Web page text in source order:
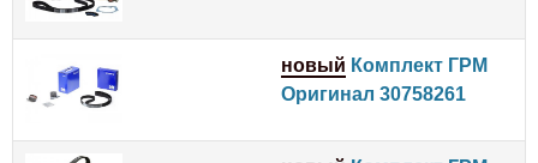
новый Комплект ГРМ
Оригинал 30758261